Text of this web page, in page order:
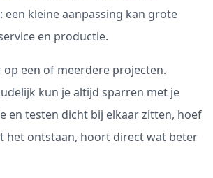
een kleine aanpassing kan grote
en productie.
op een of meerdere projecten.
kun je altijd sparren met je
en testen dicht bij elkaar zitten, hoef
het ontstaan, hoort direct wat beter